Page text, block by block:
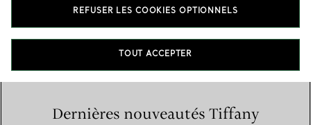
Liste des boutiques
Dernières nouveautés Tiffany
REFUSER LES COOKIES OPTIONNELS
TOUT ACCEPTER